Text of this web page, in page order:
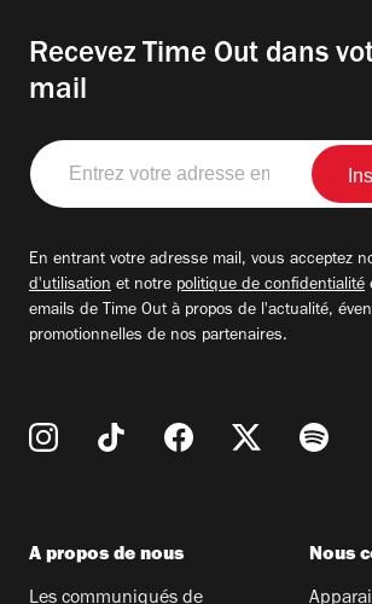
Recevez Time Out dans
mail
Entrez
votre
adresse
En entrant votre adresse mail, vous acceptez
d'utilisation et notre politique de confidentialité
emails de Time Out à propos de l'actualité,
promotionnelles de nos partenaires.
A propos de nous
Les communiqués de
Nous